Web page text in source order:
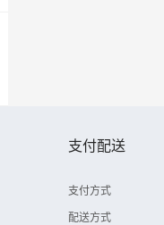
支付配送
支付方式
配送方式